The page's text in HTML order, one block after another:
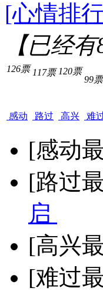
[心情排
【已经有
126票
感动
117票
路过
120票
高兴
99票
难
[感动
[路过
启
[高兴
[难过